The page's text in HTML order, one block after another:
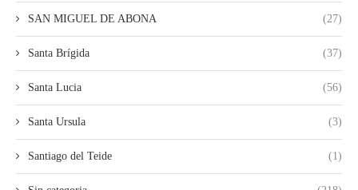
SAN MIGUEL DE ABONA (27)
Santa Brígida (37)
Santa Lucia (56)
Santa Ursula (3)
Santiago del Teide (1)